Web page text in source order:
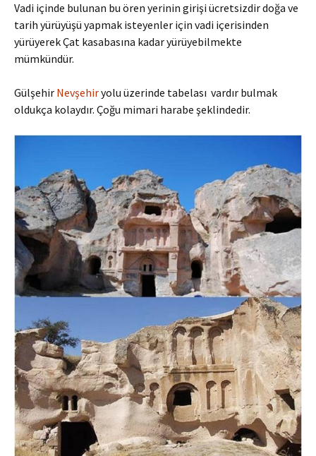
Vadi içinde bulunan bu ören yerinin girişi ücretsizdir doğa ve
tarih yürüyüşü yapmak isteyenler için vadi içerisinden
yürüyerek Çat kasabasına kadar yürüyebilmekte
mümkündür.
Gülşehir Nevşehiryolu üzerinde tabelası vardır bulmak
oldukça kolaydır. Çoğu mimari harabe şeklindedir.